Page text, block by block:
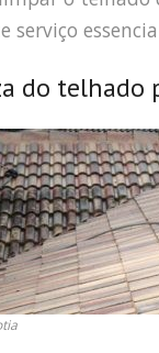
serviço
do telhado